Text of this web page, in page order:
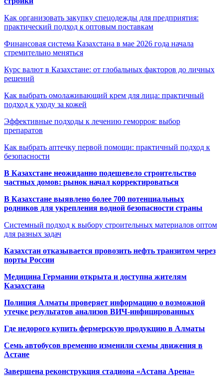
Как организовать закупку спецодежды для предприятия:
практический подход к оптовым поставкам
Финансовая система Казахстана в мае 2026 года начала
стремительно меняться
Курс валют в Казахстане: от глобальных факторов до личных
решений
Как выбрать омолаживающий крем для лица: практичный
подход к уходу за кожей
Эффективные подходы к лечению геморроя: выбор
препаратов
Как выбрать аптечку первой помощи: практичный подход к
безопасности
В Казахстане неожиданно подешевело строительство
частных домов: рынок начал корректироваться
В Казахстане выявлено более 700 потенциальных
родников для укрепления водной безопасности страны
Системный подход к выбору строительных материалов оптом
для разных задач
Казахстан отказывается провозить нефть транзитом через
порты России
Медицина Германии открыта и доступна жителям
Казахстана
Полиция Алматы проверяет информацию о возможной
утечке результатов анализов ВИЧ-инфицированных
Где недорого купить фермерскую продукцию в Алматы
Семь автобусов временно изменили схемы движения в
Астане
Завершена реконструкция стадиона «Астана Арена»